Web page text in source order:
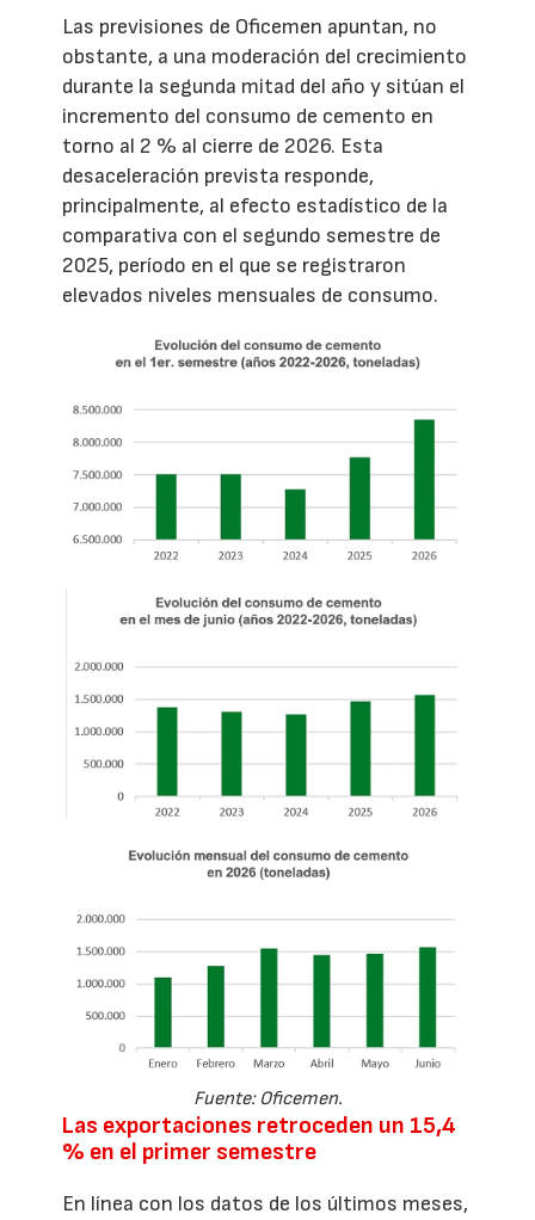
Las previsiones de Oficemen apuntan, no
obstante, a una moderación del crecimiento
durante la segunda mitad del año y sitúan el
incremento del consumo de cemento en
torno al 2 % al cierre de 2026. Esta
desaceleración prevista responde,
principalmente, al efecto estadístico de la
comparativa con el segundo semestre de
2025, período en el que se registraron
elevados niveles mensuales de consumo.
Fuente: Oficemen.
Las exportaciones retroceden un 15,4
% en el primer semestre
En línea con los datos de los últimos meses,